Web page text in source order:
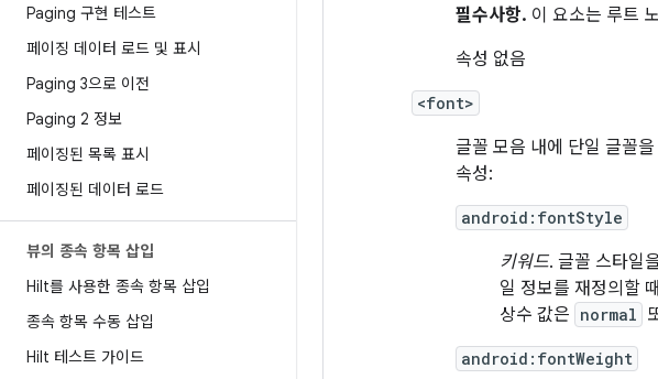
Paging 구현 테스트
페이징 데이터 로드 및 표시
Paging 3으로 이전
Paging 2 정보
페이징된 목록 표시
페이징된 데이터 로드
뷰의 종속 항목 삽입
Hilt를 사용한 종속 항목 삽입
종속 항목 수동 삽입
Hilt 테스트 가이드
필수사항. 이 요소는 루트
속성 없음
<font>
글꼴 모음 내에 단일 글꼴
속성:
android:fontStyle
키워드. 글꼴 스타일
일 정보를 재정의할
상수 값은 normal
android:fontWeight